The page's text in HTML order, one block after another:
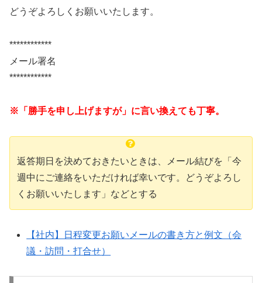
どうぞよろしくお願いいたします。
************
メール署名
************
※「勝手を申し上げますが」に言い換えても丁寧。
返答期日を決めておきたいときは、メール結びを「今
週中にご連絡をいただければ幸いです。どうぞよろし
くお願いいたします」などとする
【社内】日程変更お願いメールの書き方と例文（会
議・訪問・打合せ）